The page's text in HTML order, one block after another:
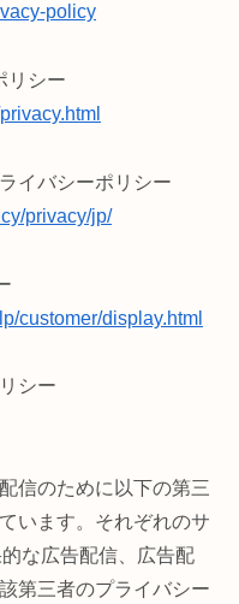
policy
リシー
イバシーポリシー
privacy/jp/
customer/display.html
シー
信のために以下の第三
います。それぞれのサ
な広告配信、広告配
第三者のプライバシー